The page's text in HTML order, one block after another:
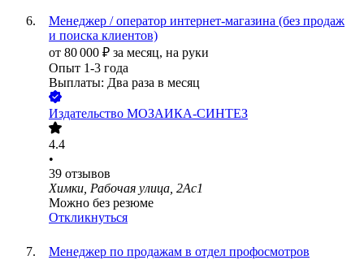
Менеджер / оператор интернет-магазина (без продаж
и поиска клиентов)
от 80 000 ₽ за месяц, на руки
Опыт 1-3 года
Выплаты: Два раза в месяц
Издательство МОЗАИКА-СИНТЕЗ
4.4
•
39 отзывов
Химки, Рабочая улица, 2Ас1
Можно без резюме
Откликнуться
Менеджер по продажам в отдел профосмотров